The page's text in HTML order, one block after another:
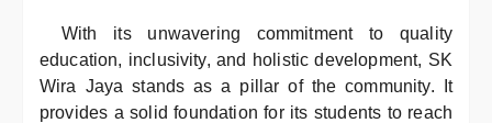
With its unwavering commitment to quality
education, inclusivity, and holistic development, SK
Wira Jaya stands as a pillar of the community. It
provides a solid foundation for its students to reach